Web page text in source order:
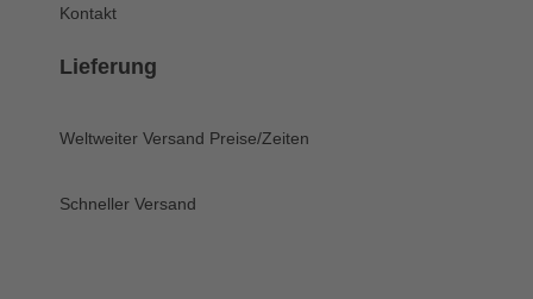
Kontakt
Lieferung
Weltweiter Versand Preise/Zeiten
Schneller Versand